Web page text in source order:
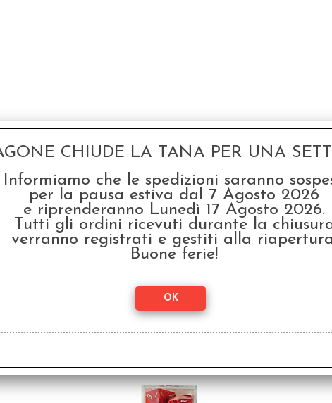
hanno scelto anche questi articoli
CHIUDE LA TANA PER UNA
Informiamo che le spedizioni saranno
per la pausa estiva dal 7 Agosto 2026
e riprenderanno Lunedì 17 Agosto 2026.
Tutti gli ordini ricevuti durante la
verranno registrati e gestiti alla
Buone ferie!